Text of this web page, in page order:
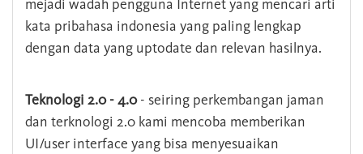
mejadi wadah pengguna Internet yang mencari arti
kata pribahasa indonesia yang paling lengkap
dengan data yang uptodate dan relevan hasilnya.
Teknologi 2.0 - 4.0- seiring perkembangan jaman
dan terknologi 2.0 kami mencoba memberikan
UI/user interface yang bisa menyesuaikan